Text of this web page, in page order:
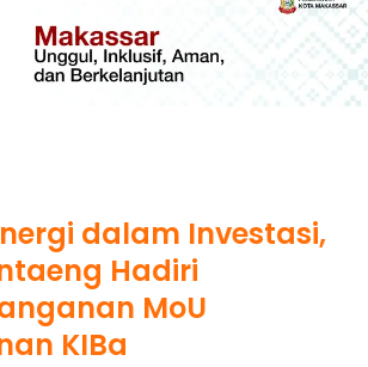
dalam Investasi,
Hadiri
MoU
KIBa